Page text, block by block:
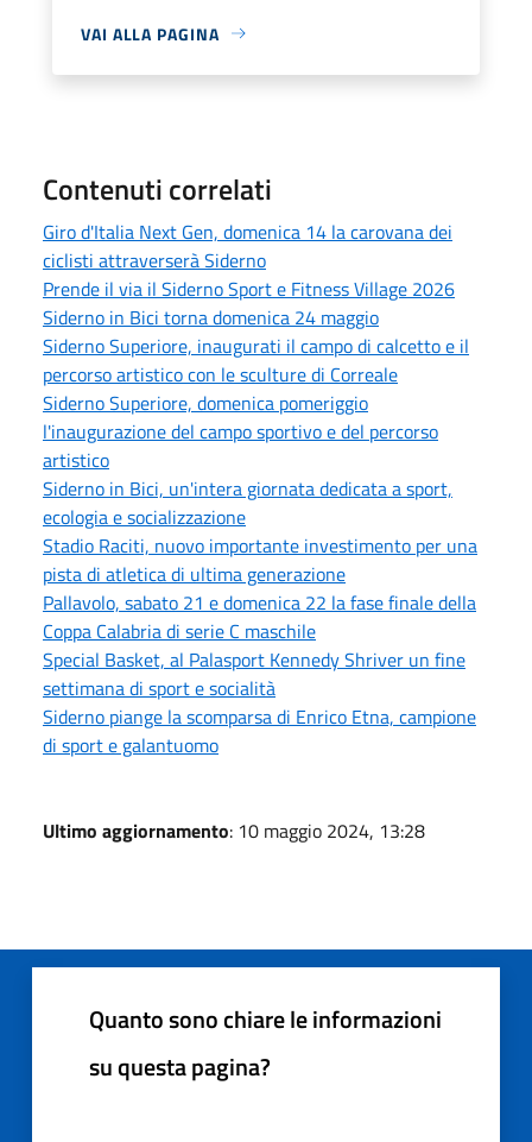
VAI ALLA PAGINA
Contenuti correlati
Giro d'Italia Next Gen, domenica 14 la carovana dei
ciclisti attraverserà Siderno
Prende il via il Siderno Sport e Fitness Village 2026
Siderno in Bici torna domenica 24 maggio
Siderno Superiore, inaugurati il campo di calcetto e il
percorso artistico con le sculture di Correale
Siderno Superiore, domenica pomeriggio
l'inaugurazione del campo sportivo e del percorso
artistico
Siderno in Bici, un'intera giornata dedicata a sport,
ecologia e socializzazione
Stadio Raciti, nuovo importante investimento per una
pista di atletica di ultima generazione
Pallavolo, sabato 21 e domenica 22 la fase finale della
Coppa Calabria di serie C maschile
Special Basket, al Palasport Kennedy Shriver un fine
settimana di sport e socialità
Siderno piange la scomparsa di Enrico Etna, campione
di sport e galantuomo
Ultimo aggiornamento: 10 maggio 2024, 13:28
Quanto sono chiare le informazioni
su questa pagina?